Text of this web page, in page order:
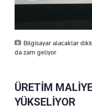
Bilgisayar alacaklar
da zam geliyor
ÜRETİM
YÜKSELİYOR